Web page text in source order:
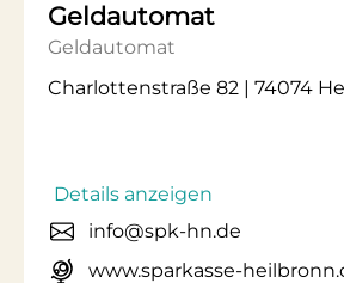
Geldautomat
Geldautomat
Charlottenstraße 82 | 74074
Details anzeigen
info@spk-hn.de
www.sparkasse-